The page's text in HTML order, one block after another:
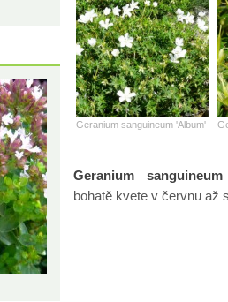
Geranium sanguineum 'Album'
Geranium
bohatě kvete v červnu až